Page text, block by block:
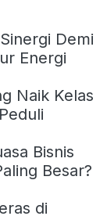
Demi
Energi
Naik Kelas
Bisnis
Besar?
di